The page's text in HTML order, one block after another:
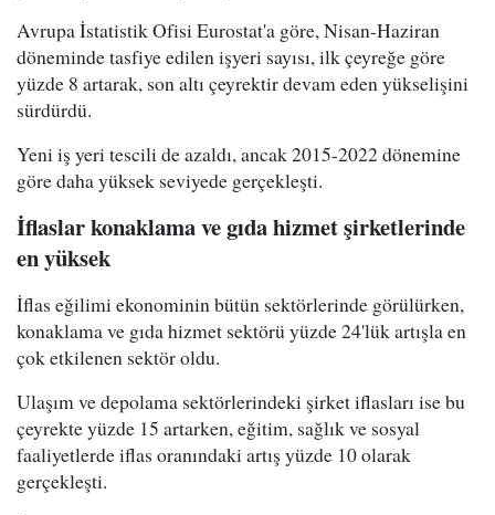
Avrupa İstatistik Ofisi Eurostat'a göre, Nisan-Haziran
döneminde tasfiye edilen işyeri sayısı, ilk çeyreğe göre
yüzde 8 artarak, son altı çeyrektir devam eden yükselişini
sürdürdü.
Yeni iş yeri tescili de azaldı, ancak 2015-2022 dönemine
göre daha yüksek seviyede gerçekleşti.
İflaslar konaklama ve gıda hizmet şirketlerinde
en yüksek
İflas eğilimi ekonominin bütün sektörlerinde görülürken,
konaklama ve gıda hizmet sektörü yüzde 24'lük artışla en
çok etkilenen sektör oldu.
Ulaşım ve depolama sektörlerindeki şirket iflasları ise bu
çeyrekte yüzde 15 artarken, eğitim, sağlık ve sosyal
faaliyetlerde iflas oranındaki artış yüzde 10 olarak
gerçekleşti.